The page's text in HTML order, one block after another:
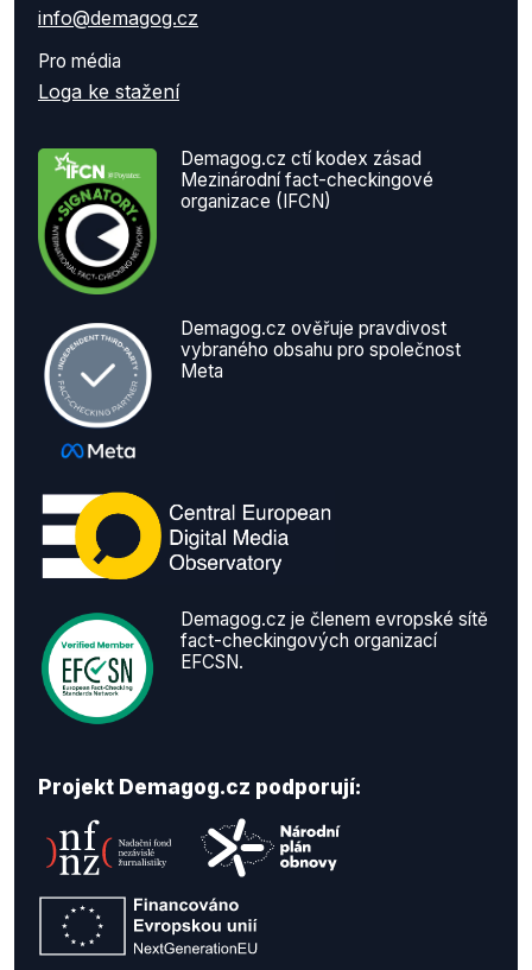
info@demagog.cz
Pro média
Loga ke stažení
Demagog.cz ctí kodex zásad
Mezinárodní fact-checkingové
organizace (IFCN)
Demagog.cz ověřuje pravdivost
vybraného obsahu pro společnost
Meta
Demagog.cz je členem evropské sítě
fact-checkingových organizací
EFCSN.
Projekt Demagog.cz podporují: